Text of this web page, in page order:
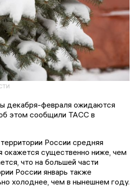
декабря-февраля ожидаются
этом сообщили ТАСС в
России средняя
окажется существенно ниже, чем
что на большей части
России январь также
холоднее, чем в нынешнем году.